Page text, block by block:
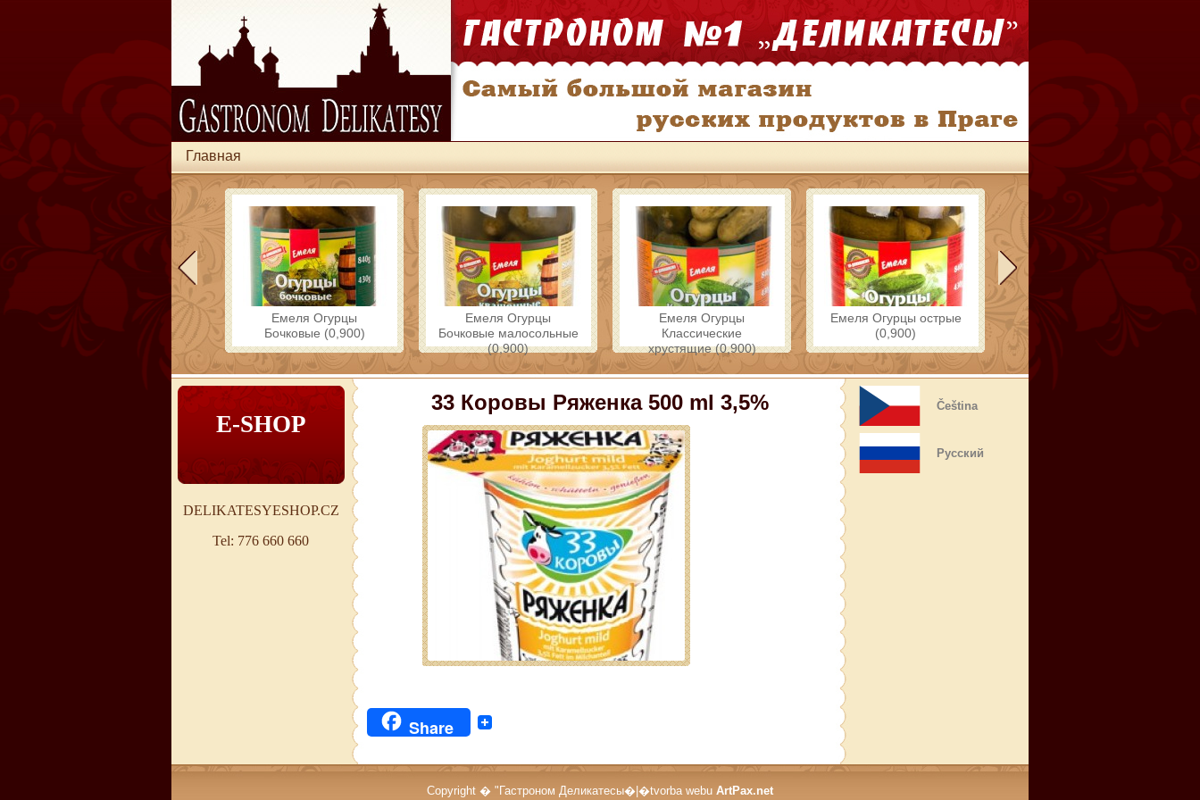
Главная
Емеля Огурцы
Бочковые (0,900)
Емеля Огурцы
Бочковые малосольные
(0,900)
Емеля Огурцы
Классические
хрустящие (0,900)
Емеля Огурцы острые
(0,900)
E-SHOP
DELIKATESYESHOP.CZ
Tel: 776 660 660
33 Коровы Ряженка 500 ml 3,5%
Share
Čeština
Русский
Copyright � "Гастроном Деликатесы�|�tvorba webu ArtPax.net